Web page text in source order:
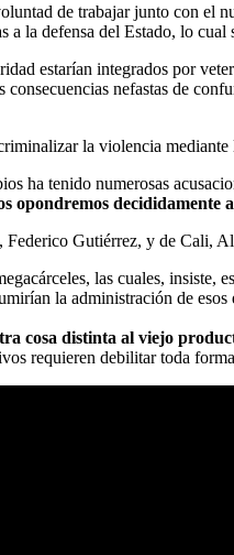
de trabajar junto con el
a la defensa del Estado, lo
estarían integrados por
nefastas de
la violencia
ha tenido numerosas
opondremos decididamente
Gutiérrez, y de Cali,
las cuales,
la administración de esos
cosa distinta al viejo
requieren debilitar toda